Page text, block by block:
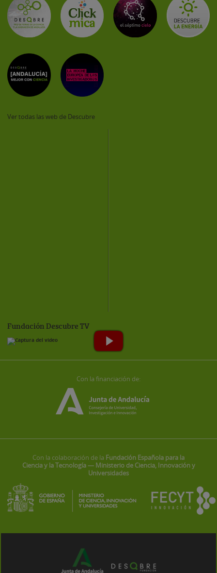
Ver todas las web de Descubre
Fundación Descubre TV
Con la financiación de:
Con la colaboración de la Fundación Española para la
Ciencia y la Tecnología — Ministerio de Ciencia, Innovación y
Universidades